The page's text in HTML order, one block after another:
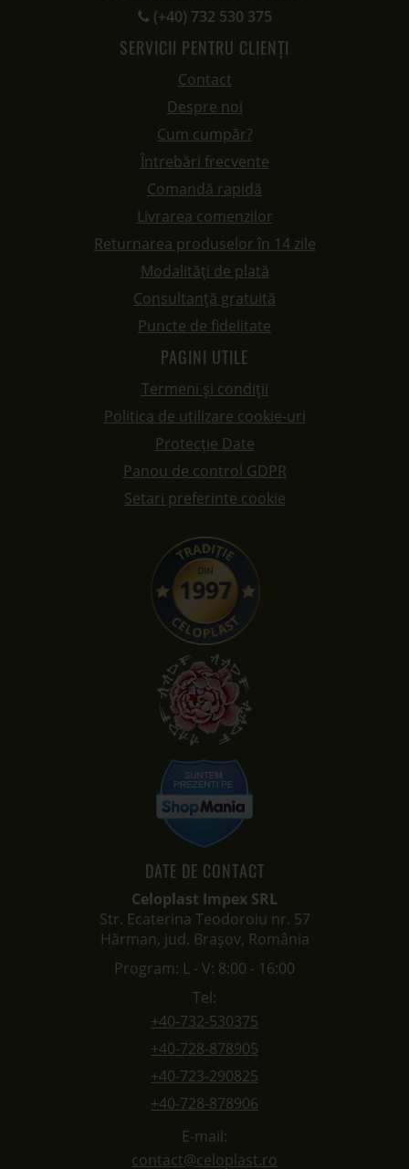
(+40) 732 530 375
SERVICII PENTRU CLIENȚI
Contact
Despre noi
Cum cumpăr?
Întrebări frecvente
Comandă rapidă
Livrarea comenzilor
Returnarea produselor în 14 zile
Modalități de plată
Consultanță gratuită
Puncte de fidelitate
PAGINI UTILE
Termeni și condiții
Politica de utilizare cookie-uri
Protecție Date
Panou de control GDPR
Setari preferinte cookie
DATE DE CONTACT
Celoplast Impex SRL
Str. Ecaterina Teodoroiu nr. 57
Hărman, jud. Brașov, România
Program: L - V: 8:00 - 16:00
Tel:
+40-732-530375
+40-728-878905
+40-723-290825
+40-728-878906
E-mail:
contact@celoplast.ro